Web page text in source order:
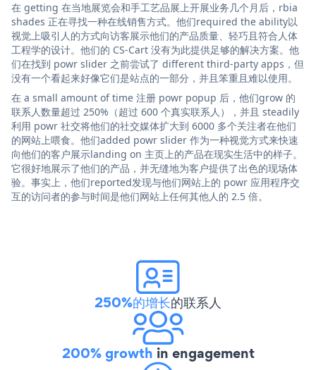
在 getting 在当地展览会和手工艺品展上开展业务几个月后，rbia
shades 正在寻找一种在线销售方式。他们required the ability以
视觉上吸引人的方式向访客展示他们的产品质量、轻巧且符合人体
工程学的设计。他们的 CS-Cart 没有为此提供足够的解决方案。他
们在找到 powr slider 之前尝试了 different third-party apps，但
没有一个看起来好像它们是站点的一部分，并且笨重且难以使用。
在 a small amount of time 注册 powr popup 后，他们grow 的
联系人数量超过 250%（超过 600 个真实联系人），并且 steadily
利用 powr 社交将他们的社交媒体扩大到 6000 多个关注者在他们
的网站上喂食。他们added powr slider 作为一种视觉方式来快速
向他们的客户展示landing on 主页上的产品在现实生活中的样子。
它很好地展示了他们的产品，并无缝地为客户提供了出色的现场体
验。事实上，他们reported发现与他们网站上的 powr 应用程序交
互的访问者的参与时间是他们网站上任何其他人的 2.5 倍。
250%的增长的联系人
200% growth in engagement